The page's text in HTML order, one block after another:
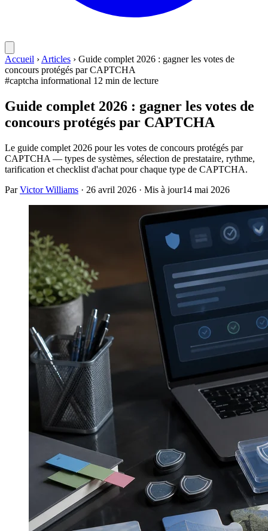
Accueil › Articles › Guide complet 2026 : gagner les votes de
concours protégés par CAPTCHA
#captcha informational 12 min de lecture
Guide complet 2026 : gagner les votes de
concours protégés par CAPTCHA
Le guide complet 2026 pour les votes de concours protégés par
CAPTCHA — types de systèmes, sélection de prestataire, rythme,
tarification et checklist d'achat pour chaque type de CAPTCHA.
ParVictor Williams · 26 avril 2026 · Mis à jour14 mai 2026